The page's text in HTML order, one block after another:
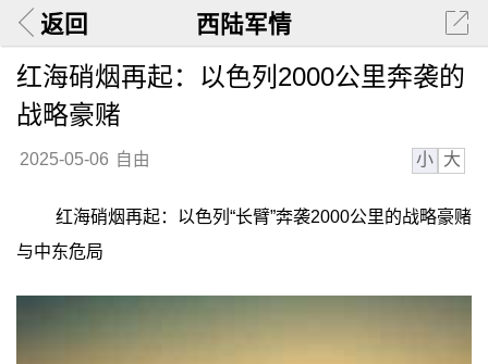
返回 西陆军情
红海硝烟再起：以色列2000公里奔袭的
战略豪赌
2025-05-06 自由 小 大
红海硝烟再起：以色列“长臂”奔袭2000公里的战略豪赌
与中东危局